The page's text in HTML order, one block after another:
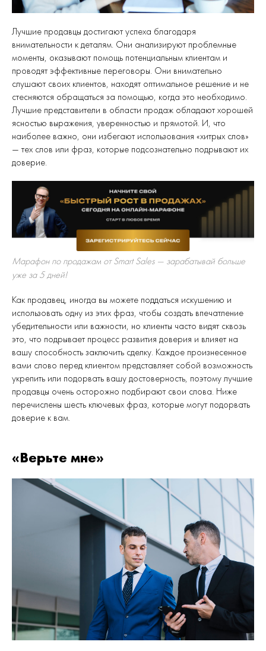
Лучшие продавцы достигают успеха благодаря
внимательности к деталям. Они анализируют проблемные
моменты, оказывают помощь потенциальным клиентам и
проводят эффективные переговоры. Они внимательно
слушают своих клиентов, находят оптимальное решение и не
стесняются обращаться за помощью, когда это необходимо.
Лучшие представители в области продаж обладают хорошей
ясностью выражения, уверенностью и прямотой. И, что
наиболее важно, они избегают использования «хитрых слов»
— тех слов или фраз, которые подсознательно подрывают их
доверие.
Марафон по продажам от Smart Sales — зарабатывай больше
уже за 5 дней!
Как продавец, иногда вы можете поддаться искушению и
использовать одну из этих фраз, чтобы создать впечатление
убедительности или важности, но клиенты часто видят сквозь
это, что подрывает процесс развития доверия и влияет на
вашу способность заключить сделку. Каждое произнесенное
вами слово перед клиентом представляет собой возможность
укрепить или подорвать вашу достоверность, поэтому лучшие
продавцы очень осторожно подбирают свои слова. Ниже
перечислены шесть ключевых фраз, которые могут подорвать
доверие к вам.
«Верьте мне»